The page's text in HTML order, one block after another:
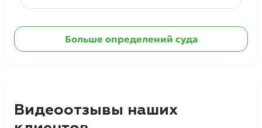
Больше определений суда
Видеоотзывы наших